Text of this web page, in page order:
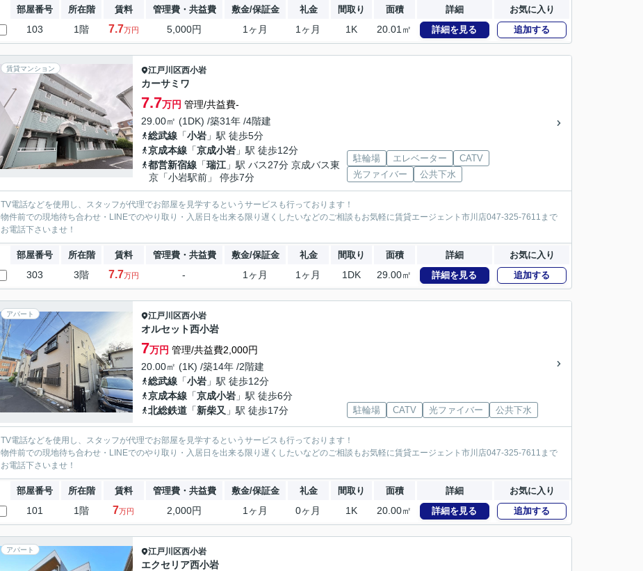
部屋番号 所在階 賃料 管理費・共益費 敷金/保証金 礼金 間取り 面積 詳細 お気に入り
103 1階 7.7万円 5,000円 1ヶ月 1ヶ月 1K 20.01㎡ 詳細を見る 追加する
賃貸マンション 江戸川区西小岩
カーサミワ
7.7万円 管理/共益費-
29.00㎡ (1DK) /築31年 /4階建
総武線 「小岩 」駅 徒歩5分
京成本線 「京成小岩 」駅 徒歩12分
都営新宿線 「瑞江 」駅 バス27分 京成バス東
京「小岩駅前」 停歩7分
駐輪場 エレベーター
CATV
光ファイバー
公共下水
TV電話などを使用し、スタッフが代理でお部屋を見学するというサービスも行っております！
物件前での現地待ち合わせ・LINEでのやり取り・入居日を出来る限り遅くしたいなどのご相談もお気軽に賃貸エージェント市川店047-325-7611まで
お電話下さいませ！
部屋番号 所在階 賃料 管理費・共益費 敷金/保証金 礼金 間取り 面積 詳細 お気に入り
303 3階 7.7万円 - 1ヶ月 1ヶ月 1DK 29.00㎡ 詳細を見る 追加する
アパート 江戸川区西小岩
オルセット西小岩
7万円 管理/共益費2,000円
20.00㎡ (1K) /築14年 /2階建
総武線 「小岩 」駅 徒歩12分
京成本線 「京成小岩 」駅 徒歩6分
北総鉄道 「新柴又 」駅 徒歩17分 駐輪場 CATV 光ファイバー 公共下水
TV電話などを使用し、スタッフが代理でお部屋を見学するというサービスも行っております！
物件前での現地待ち合わせ・LINEでのやり取り・入居日を出来る限り遅くしたいなどのご相談もお気軽に賃貸エージェント市川店047-325-7611まで
お電話下さいませ！
部屋番号 所在階 賃料 管理費・共益費 敷金/保証金 礼金 間取り 面積 詳細 お気に入り
101 1階 7万円 2,000円 1ヶ月 0ヶ月 1K 20.00㎡ 詳細を見る 追加する
アパート 江戸川区西小岩
エクセリア西小岩